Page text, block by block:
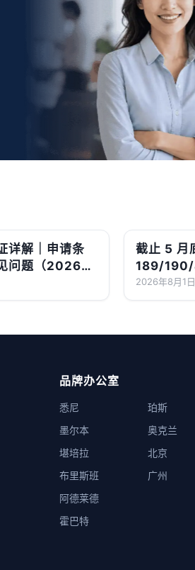
详解｜申请条
问题（2026最
截止 5 月
189/190/
读
2026年8月1日
品牌办公室
悉尼
墨尔本
堪培拉
布里斯班
阿德莱德
霍巴特
珀斯
奥克兰
北京
广州